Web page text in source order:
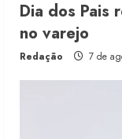
Dia dos Pais
no varejo
Redação 7 de